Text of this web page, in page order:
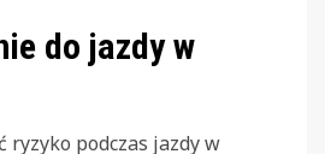
do jazdy w
podczas jazdy w